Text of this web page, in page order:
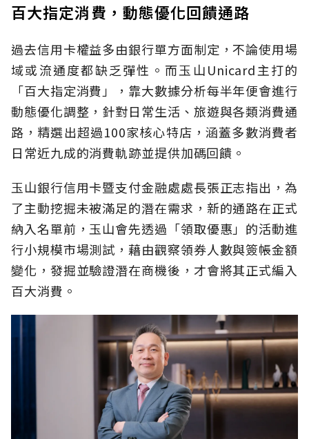
百大指定消費，動態優化回饋通路
過去信用卡權益多由銀行單方面制定，不論使用場
域或流通度都缺乏彈性。而玉山Unicard主打的
「百大指定消費」，靠大數據分析每半年便會進行
動態優化調整，針對日常生活、旅遊與各類消費通
路，精選出超過100家核心特店，涵蓋多數消費者
日常近九成的消費軌跡並提供加碼回饋。
玉山銀行信用卡暨支付金融處處長張正志指出，為
了主動挖掘未被滿足的潛在需求，新的通路在正式
納入名單前，玉山會先透過「領取優惠」的活動進
行小規模市場測試，藉由觀察領券人數與簽帳金額
變化，發掘並驗證潛在商機後，才會將其正式編入
百大消費。